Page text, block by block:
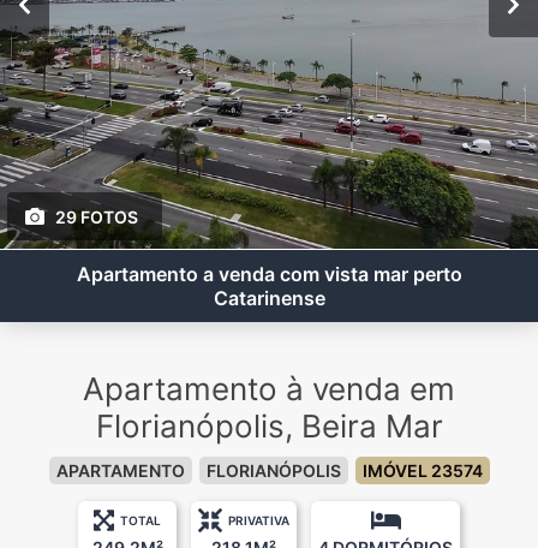
29 FOTOS
Apartamento a venda com vista mar perto
Catarinense
Apartamento à venda em
Florianópolis, Beira Mar
APARTAMENTO FLORIANÓPOLIS IMÓVEL 23574
TOTAL PRIVATIVA